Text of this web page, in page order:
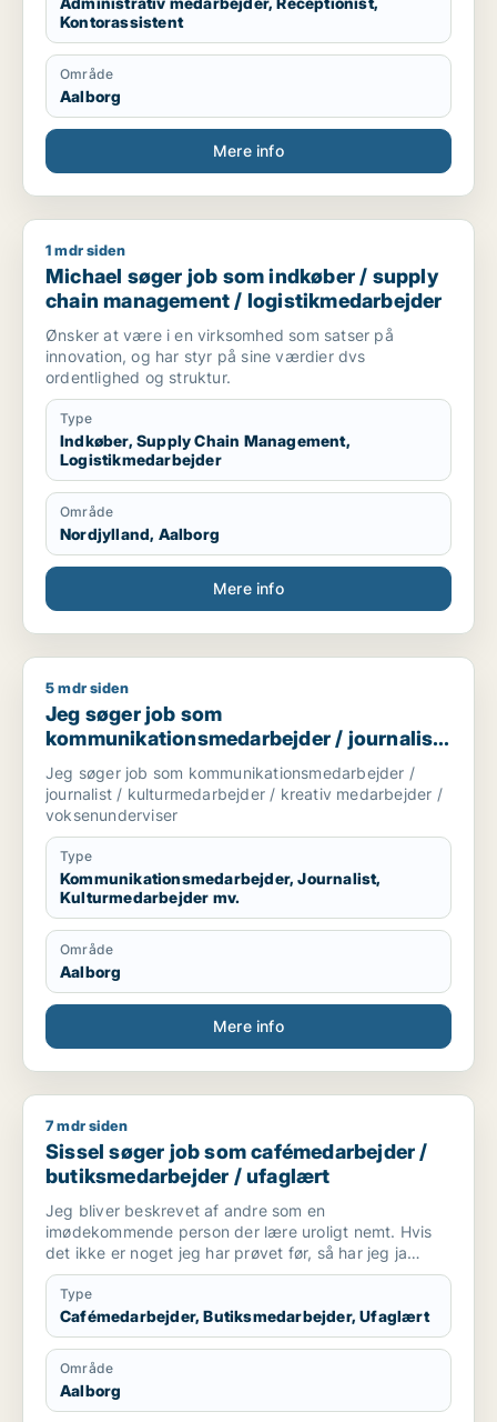
Kontorassistent
Område
Aalborg
Mere info
Michael søger job som indkøber / supply chain
1 mdr siden
Michael søger job som indkøber / supply
chain management / logistikmedarbejder
Ønsker at være i en virksomhed som satser på
innovation, og har styr på sine værdier dvs
ordentlighed og struktur.
Type
Indkøber, Supply Chain Management,
Logistikmedarbejder
Område
Nordjylland, Aalborg
Mere info
Jeg søger job som kommunikationsmedarbejder /
5 mdr siden
Jeg søger job som
kommunikationsmedarbejder / journalist
/ kulturmedarbejder / kreativ medarbejder
/ voksenunderviser
Jeg søger job som kommunikationsmedarbejder /
journalist / kulturmedarbejder / kreativ medarbejder /
voksenunderviser
Type
Kommunikationsmedarbejder, Journalist,
Kulturmedarbejder mv.
Område
Aalborg
Mere info
Sissel søger job som cafémedarbejder /
7 mdr siden
Sissel søger job som cafémedarbejder /
butiksmedarbejder / ufaglært
Jeg bliver beskrevet af andre som en
imødekommende person der lære uroligt nemt. Hvis
det ikke er noget jeg har prøvet før, så har jeg ja
hatten på og siger det kan jeg helt sikkert lære.
Type
Cafémedarbejder, Butiksmedarbejder, Ufaglært
Område
Aalborg